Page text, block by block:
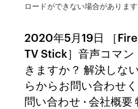
ロードができない場合があります
2020年5月19日 ［
TV Stick］音声コマ
きますか？ 解決しな
らからお問い合わせ
問い合わせ · 会社概要